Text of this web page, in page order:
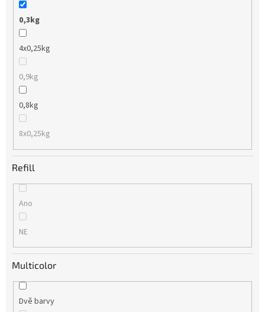
0,3kg
4x0,25kg
0,9kg
0,8kg
8x0,25kg
Refill
Ano
NE
Multicolor
Dvě barvy